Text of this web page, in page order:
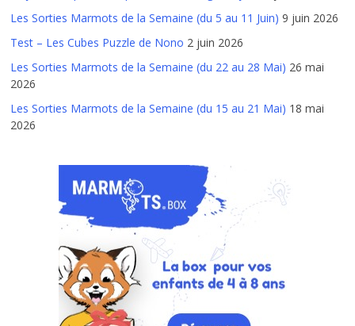
Les Sorties Marmots de la Semaine (du 5 au 11 Juin) 9 juin 2026
Test – Les Cubes Puzzle de Nono 2 juin 2026
Les Sorties Marmots de la Semaine (du 22 au 28 Mai) 26 mai
2026
Les Sorties Marmots de la Semaine (du 15 au 21 Mai) 18 mai
2026